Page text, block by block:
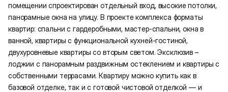
помещении спроектирован отдельный вход, высокие потолки,
панорамные окна на улицу. В проекте комплекса форматы
квартир: спальни с гардеробными, мастер-спальни, окна в
ванной, квартиры с функциональной кухней-гостиной,
двухуровневые квартиры со вторым светом. Эксклюзив –
лоджии с панорамным раздвижным остеклением и квартиры с
собственными террасами. Квартиру можно купить как в
базовой отделке, так и с готовой чистовой отделкой — и